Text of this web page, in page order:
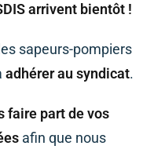
arrivent bientôt !
sapeurs-pompiers
adhérer au syndicat.
faire part de vos
afin que nous